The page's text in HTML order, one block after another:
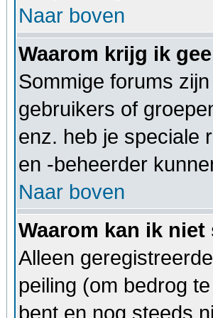
Naar boven
Waarom krijg ik
Sommige forums
gebruikers of
enz. heb je speciale
en -beheerder
Naar boven
Waarom kan ik
Alleen
peiling (om bedrog
bent en nog steeds